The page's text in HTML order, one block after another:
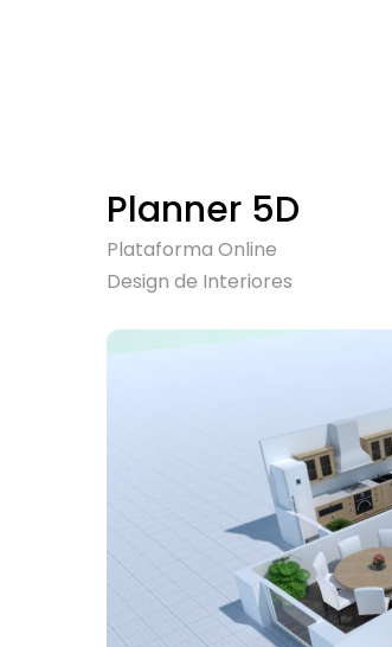
Planner 5D
Plataforma Online
Design de Interiores